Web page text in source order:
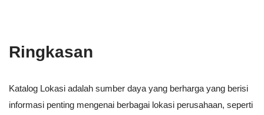
Ringkasan
Katalog Lokasi adalah sumber daya yang berharga yang berisi
informasi penting mengenai berbagai lokasi perusahaan, seperti